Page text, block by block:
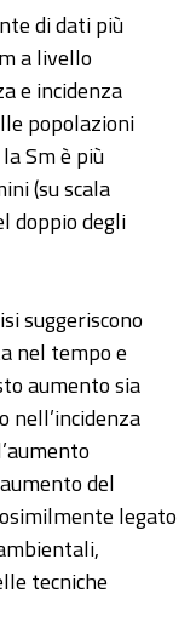
di dati più
a livello
e incidenza
popolazioni
Sm è più
(su scala
doppio degli
suggeriscono
nel tempo e
aumento sia
nell’incidenza
del
legato
tecniche